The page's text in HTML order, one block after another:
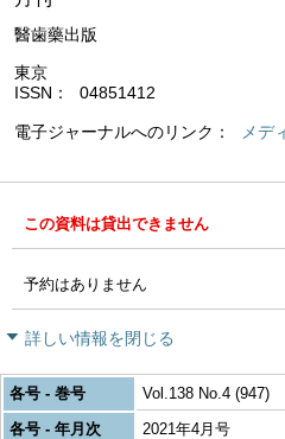
醫歯藥出版
東京
ISSN
04851412
電子ジャーナルへのリンク メデ
この資料は貸出できません
予約はありません
詳しい情報を閉じる
各号 - 巻号
Vol.138 No.4 (947)
各号 - 年月次
2021年4月号